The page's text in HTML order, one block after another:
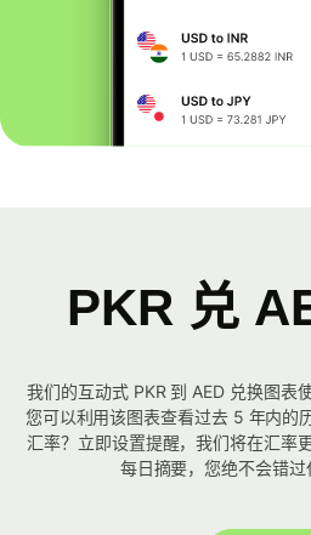
PKR 兑
我们的互动式 PKR 到 AED 兑换图表
您可以利用该图表查看过去 5 年内的
汇率？立即设置提醒，我们将在汇率
每日摘要，您绝不会错过